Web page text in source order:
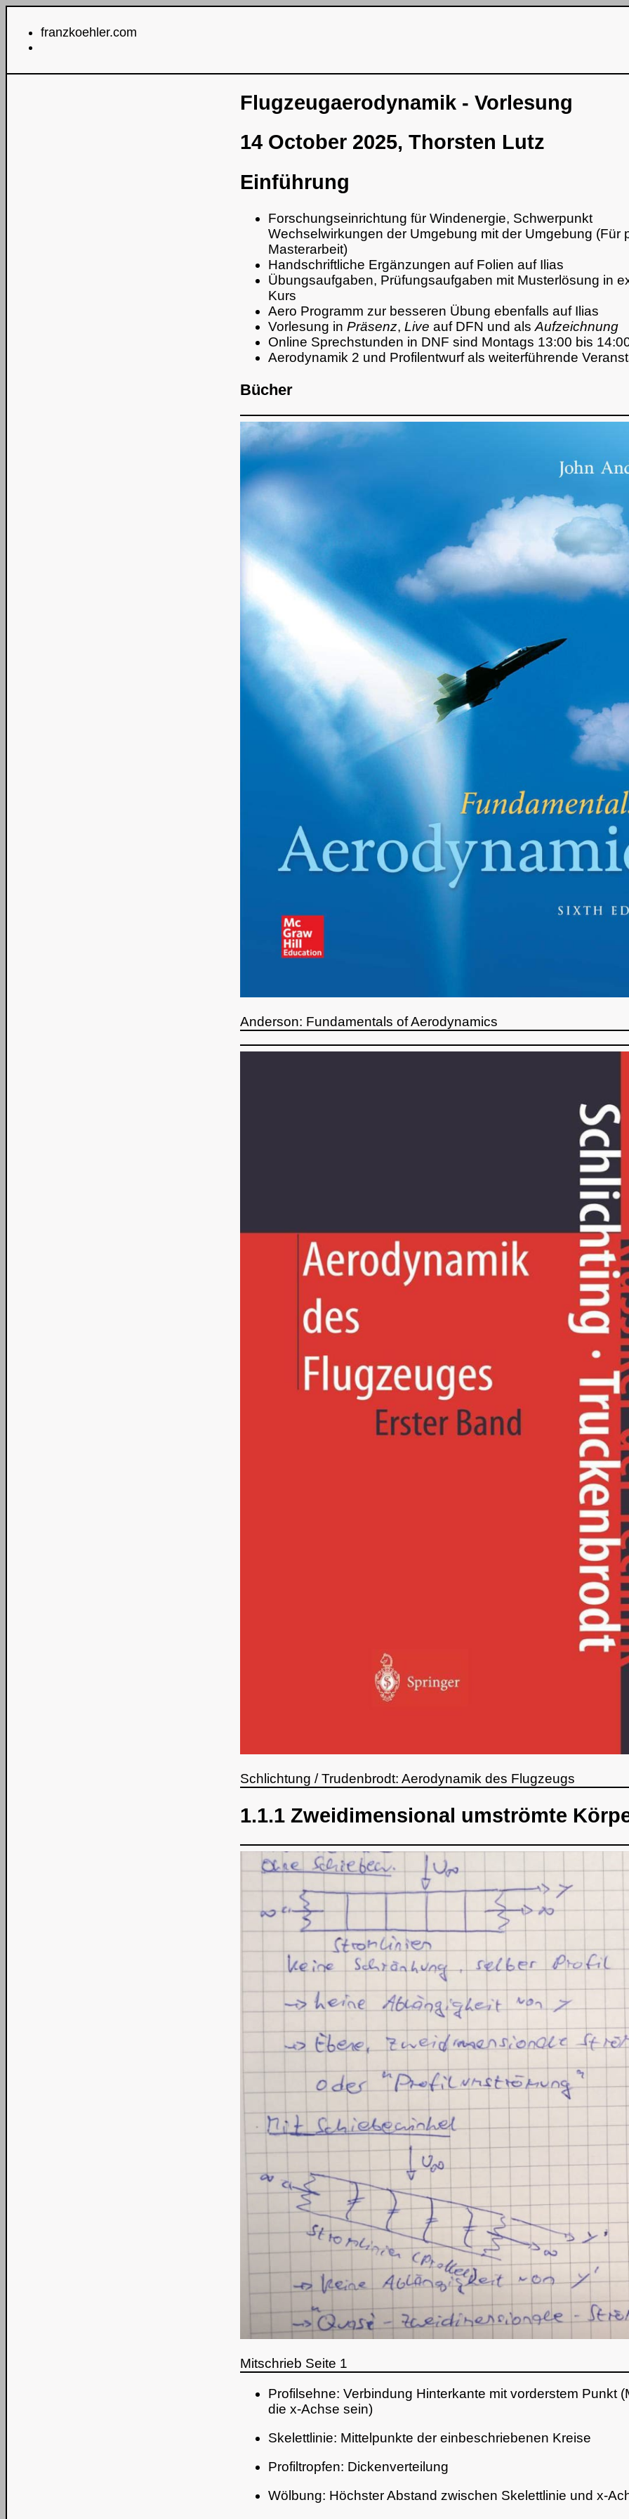
franzkoehler.com
Flugzeugaerodynamik - Vorlesung
14 October 2025, Thorsten Lutz
Einführung
Forschungseinrichtung für Windenergie, Schwerpunkt
Wechselwirkungen der Umgebung mit der Umgebung (Für
Masterarbeit)
Handschriftliche Ergänzungen auf Folien auf Ilias
Übungsaufgaben, Prüfungsaufgaben mit Musterlösung in
Kurs
Aero Programm zur besseren Übung ebenfalls auf Ilias
Vorlesung in Präsenz, Live auf DFN und als Aufzeichnung
Online Sprechstunden in DNF sind Montags 13:00 bis
Aerodynamik 2 und Profilentwurf als weiterführende
Bücher
Anderson: Fundamentals of Aerodynamics
Schlichtung / Trudenbrodt: Aerodynamik des Flugzeugs
1.1.1 Zweidimensional umströmte
Mitschrieb Seite 1
Profilsehne: Verbindung Hinterkante mit vorderstem Punkt
die x-Achse sein)
Skelettlinie: Mittelpunkte der einbeschriebenen Kreise
Profiltropfen: Dickenverteilung
Wölbung: Höchster Abstand zwischen Skelettlinie und x-